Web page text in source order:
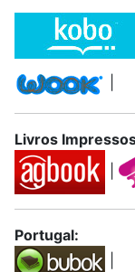
Livros
Portugal: